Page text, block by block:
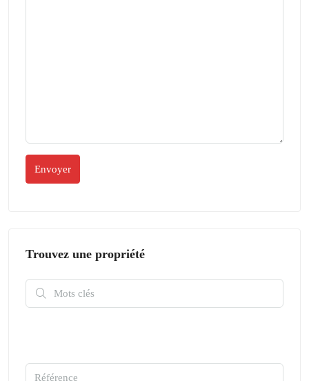
Trouvez une propriété